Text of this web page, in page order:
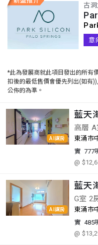
古洞
意
*此為發展商就此項目發出的所有
扣後的最低售價會優先列出(如有
公佈的為準。
AI講房
藍天
高層
東涌市
實 777
@
AI講房
藍天
G室 2
東涌市
實 485
@